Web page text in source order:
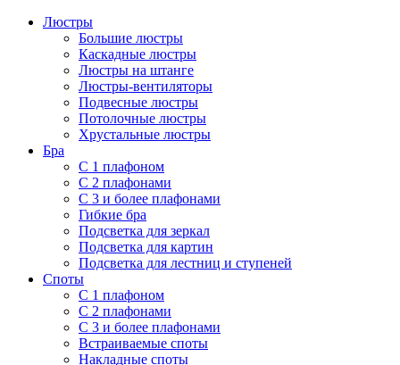
Люстры
Большие люстры
Каскадные люстры
Люстры на штанге
Люстры-вентиляторы
Подвесные люстры
Потолочные люстры
Хрустальные люстры
Бра
С 1 плафоном
С 2 плафонами
С 3 и более плафонами
Гибкие бра
Подсветка для зеркал
Подсветка для картин
Подсветка для лестниц и ступеней
Споты
С 1 плафоном
С 2 плафонами
С 3 и более плафонами
Встраиваемые споты
Накладные споты